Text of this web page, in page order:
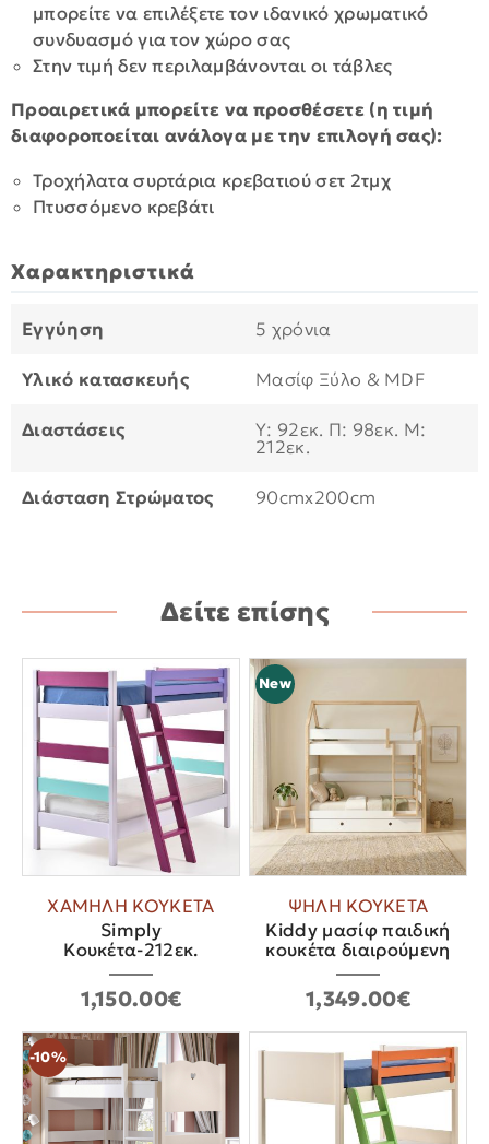
μπορείτε να επιλέξετε τον ιδανικό χρωματικό
συνδυασμό για τον χώρο σας
Στην τιμή δεν περιλαμβάνονται οι τάβλες
Προαιρετικά μπορείτε να προσθέσετε (η τιμή
διαφοροποείται ανάλογα με την επιλογή σας):
Τροχήλατα συρτάρια κρεβατιού σετ 2τμχ
Πτυσσόμενο κρεβάτι
Χαρακτηριστικά
Εγγύηση 5 χρόνια
Υλικό κατασκευής Μασίφ Ξύλο & MDF
Διαστάσεις Υ: 92εκ. Π: 98εκ. Μ:
212εκ.
Διάσταση Στρώματος 90cmx200cm
Δείτε επίσης
ΧΑΜΗΛΗ ΚΟΥΚΕΤΑ
Simply
Κουκέτα-212εκ.
1,150.00€
New
ΨΗΛΗ ΚΟΥΚΕΤΑ
Kiddy μασίφ παιδική
κουκέτα διαιρούμενη
1,349.00€
-10%